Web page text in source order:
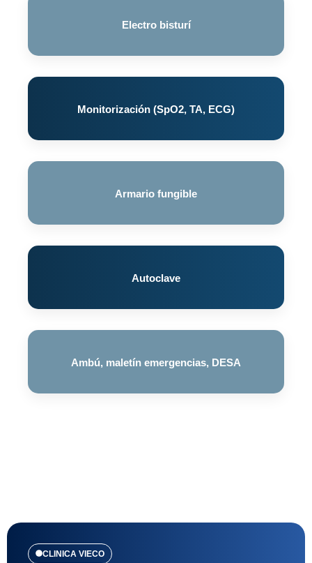
Electro bisturí
Monitorización (SpO2, TA, ECG)
Armario fungible
Autoclave
Ambú, maletín emergencias, DESA
CLINICA VIECO